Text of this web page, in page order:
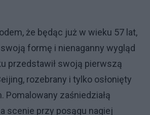
że będąc już w wieku 57 lat,
swoją formę i nienaganny wygląd
przedstawił swoją pierwszą
rozebrany i tylko osłonięty
Pomalowany zaśniedziałą
scenie przy posągu nagiej